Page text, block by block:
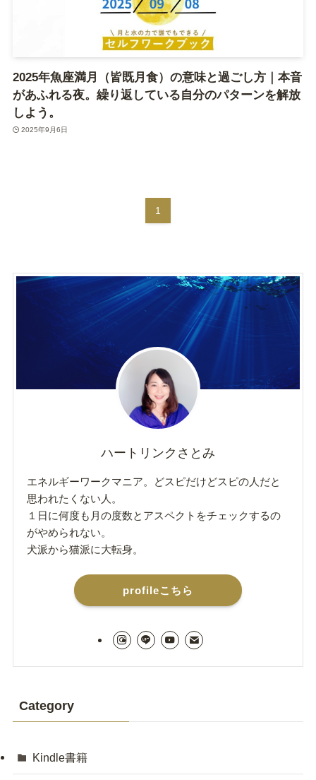
2025年魚座満月（皆既月食）の意味と過ごし方｜本音
があふれる夜。繰り返している自分のパターンを解放
しよう。
2025年9月6日
1
ハートリンクさとみ
エネルギーワークマニア。どスピだけどスピの人だと
思われたくない人。
１日に何度も月の度数とアスペクトをチェックするの
がやめられない。
犬派から猫派に大転身。
profileこちら
Category
Kindle書籍